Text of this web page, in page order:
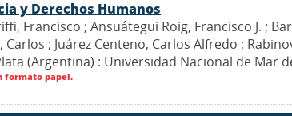
y Derechos Humanos
Francisco ; Ansuátegui Roig, Francisco J. ;
Carlos ; Juárez Centeno, Carlos Alfredo ;
(Argentina) : Universidad Nacional de Mar
formato papel.